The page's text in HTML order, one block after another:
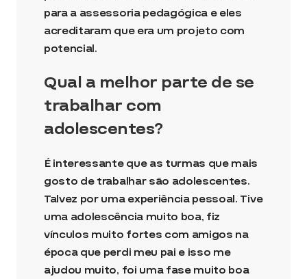
para a assessoria pedagógica e eles
acreditaram que era um projeto com
potencial.
Qual a melhor parte de se
trabalhar com
adolescentes?
É interessante que as turmas que mais
gosto de trabalhar são adolescentes.
Talvez por uma experiência pessoal. Tive
uma adolescência muito boa, fiz
vínculos muito fortes com amigos na
época que perdi meu pai e isso me
ajudou muito, foi uma fase muito boa